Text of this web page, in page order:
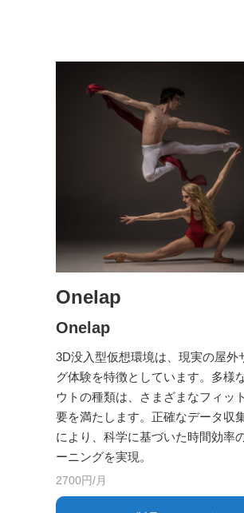
Onelap
Onelap
3D没入型仮想環境は、現実の屋外
グ体験を特徴としています。多様
ウトの種類は、さまざまなフィッ
要を満たします。正確なデータ収
により、科学に基づいた時間効率
ーニングを実現。
2700円/月